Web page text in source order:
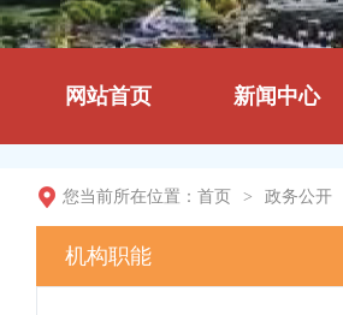
网站首页 新闻中心
您当前所在位置： 首页 > 政务公开
机构职能